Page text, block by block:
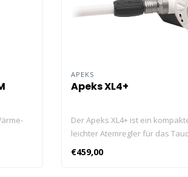
APEKS
Apeks XL4+
Der Apeks XL4+ ist ein
leichter Atemregler für das
allen Umgebungen,
Wassers.
€459,00